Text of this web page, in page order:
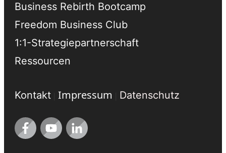
Business Rebirth Bootcamp
Freedom Business Club
1:1-Strategiepartnerschaft
Ressourcen
Kontakt Impressum Datenschutz